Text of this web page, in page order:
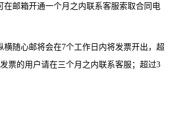
在邮箱开通一个月之内联系客服索取合同电
横随心邮将会在7个工作日内将发票开出，超
票的用户请在三个月之内联系客服；超过3